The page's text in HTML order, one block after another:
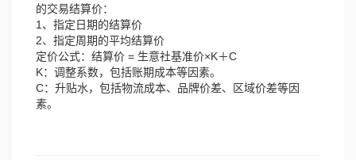
的交易结算价：
1、指定日期的结算价
2、指定周期的平均结算价
定价公式：结算价 = 生意社基准价×K＋C
K：调整系数，包括账期成本等因素。
C：升贴水，包括物流成本、品牌价差、区域价差等因
素。